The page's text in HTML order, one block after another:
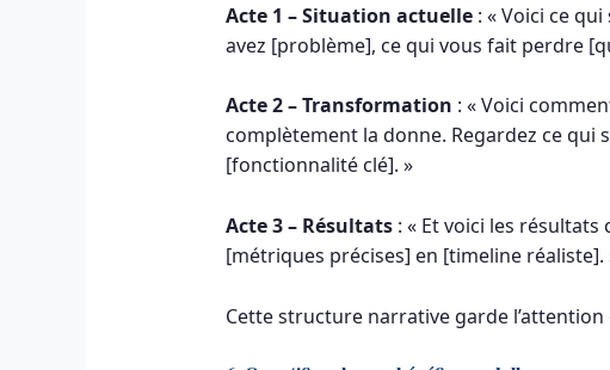
Acte 1 – Situation actuelle : « Voici ce
avez [problème], ce qui vous fait perdre
Acte 2 – Transformation : « Voici
complètement la donne. Regardez ce qui
[fonctionnalité clé]. »
Acte 3 – Résultats : « Et voici les
[métriques précises] en [timeline réaliste].
Cette structure narrative garde